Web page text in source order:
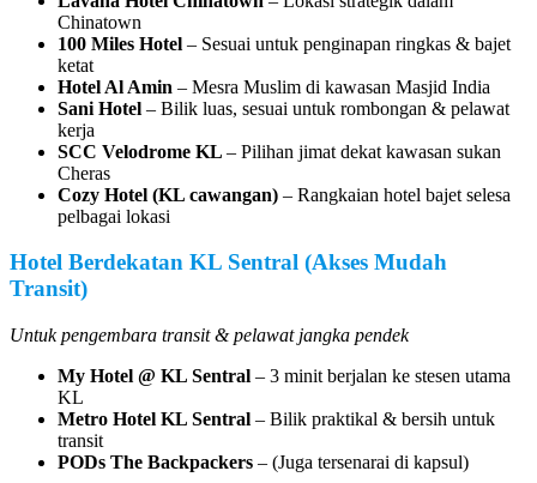
Chinatown
100 Miles Hotel – Sesuai untuk penginapan ringkas & bajet
ketat
Hotel Al Amin – Mesra Muslim di kawasan Masjid India
Sani Hotel – Bilik luas, sesuai untuk rombongan & pelawat
kerja
SCC Velodrome KL – Pilihan jimat dekat kawasan sukan
Cheras
Cozy Hotel (KL cawangan) – Rangkaian hotel bajet selesa
pelbagai lokasi
Hotel Berdekatan KL Sentral (Akses Mudah
Transit)
Untuk pengembara transit & pelawat jangka pendek
My Hotel @ KL Sentral – 3 minit berjalan ke stesen utama
KL
Metro Hotel KL Sentral – Bilik praktikal & bersih untuk
transit
PODs The Backpackers – (Juga tersenarai di kapsul)